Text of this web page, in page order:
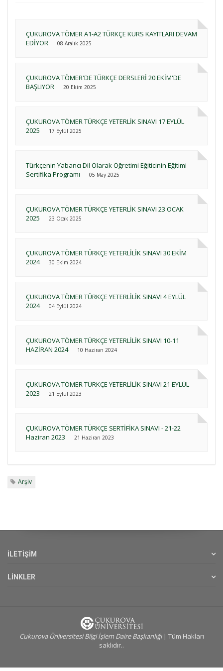
ÇUKUROVA TÖMER A1-A2 TÜRKÇE KURS KAYITLARI DEVAM
EDİYOR
08 Aralık 2025
ÇUKUROVA TÖMER'DE TÜRKÇE DERSLERİ 20 EKİM'DE
BAŞLIYOR
20 Ekim 2025
ÇUKUROVA TÖMER TÜRKÇE YETERLİK SINAVI 17 EYLÜL
2025
17 Eylül 2025
Türkçenin Yabancı Dil Olarak Öğretimi Eğiticinin Eğitimi
Sertifika Programı
05 May 2025
ÇUKUROVA TÖMER TÜRKÇE YETERLİK SINAVI 23 OCAK
2025
23 Ocak 2025
ÇUKUROVA TÖMER TÜRKÇE YETERLİLİK SINAVI 30 EKİM
2024
30 Ekim 2024
ÇUKUROVA TÖMER TÜRKÇE YETERLİLİK SINAVI 4 EYLÜL
2024
04 Eylül 2024
ÇUKUROVA TÖMER TÜRKÇE YETERLİLİK SINAVI 10-11
HAZİRAN 2024
10 Haziran 2024
ÇUKUROVA TÖMER TÜRKÇE YETERLİLİK SINAVI 21 EYLÜL
2023
21 Eylül 2023
ÇUKUROVA TÖMER TÜRKÇE SERTİFİKA SINAVI - 21-22
Haziran 2023
21 Haziran 2023
Arşiv
İLETİŞİM
LİNKLER
Cukurova Üniversitesi Bilgi İşlem Daire Başkanlığı| Tüm Hakları
saklıdır..